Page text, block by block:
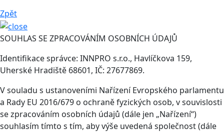
Zpět
SOUHLAS SE ZPRACOVÁNÍM OSOBNÍCH ÚDAJŮ
Identifikace správce: INNPRO s.r.o., Havlíčkova 159,
Uherské Hradiště 68601, IČ: 27677869.
V souladu s ustanoveními Nařízení Evropského parlamentu
a Rady EU 2016/679 o ochraně fyzických osob, v souvislosti
se zpracováním osobních údajů (dále jen „Nařízení“)
souhlasím tímto s tím, aby výše uvedená společnost (dále